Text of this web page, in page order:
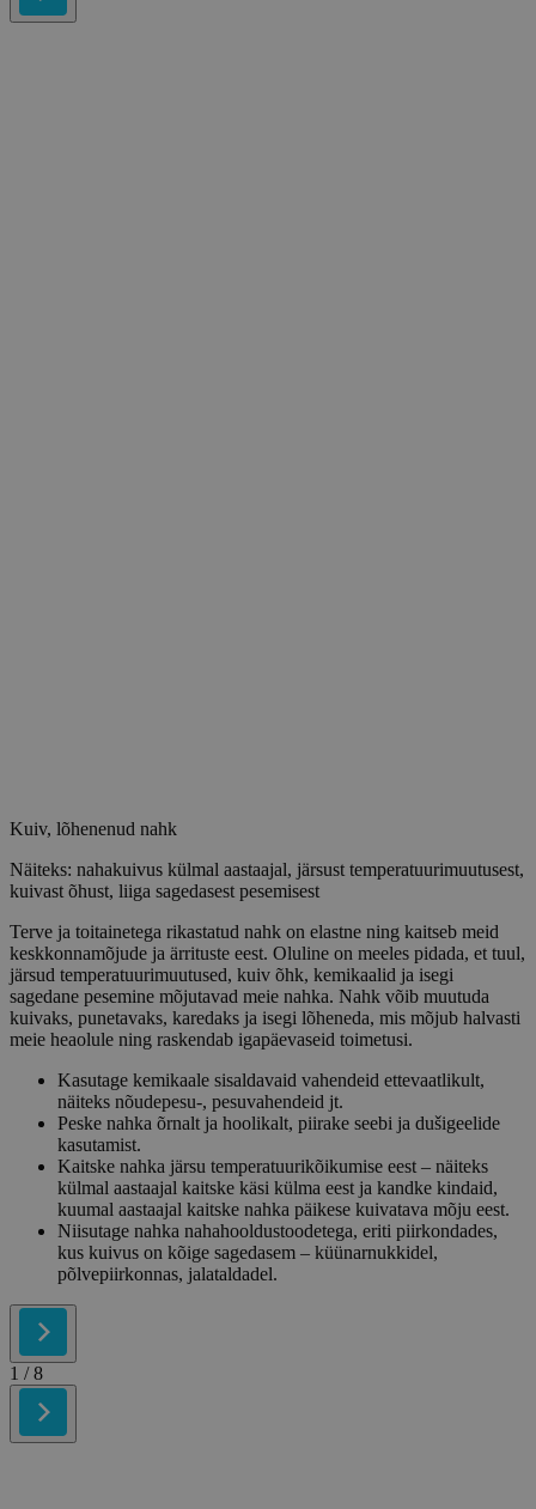
Kuiv, lõhenenud nahk
Näiteks: nahakuivus külmal aastaajal, järsust temperatuurimuutusest,
kuivast õhust, liiga sagedasest pesemisest
Terve ja toitainetega rikastatud nahk on elastne ning kaitseb meid
keskkonnamõjude ja ärrituste eest. Oluline on meeles pidada, et tuul,
järsud temperatuurimuutused, kuiv õhk, kemikaalid ja isegi
sagedane pesemine mõjutavad meie nahka. Nahk võib muutuda
kuivaks, punetavaks, karedaks ja isegi lõheneda, mis mõjub halvasti
meie heaolule ning raskendab igapäevaseid toimetusi.
Kasutage kemikaale sisaldavaid vahendeid ettevaatlikult,
näiteks nõudepesu-, pesuvahendeid jt.
Peske nahka õrnalt ja hoolikalt, piirake seebi ja dušigeelide
kasutamist.
Kaitske nahka järsu temperatuurikõikumise eest – näiteks
külmal aastaajal kaitske käsi külma eest ja kandke kindaid,
kuumal aastaajal kaitske nahka päikese kuivatava mõju eest.
Niisutage nahka nahahooldustoodetega, eriti piirkondades,
kus kuivus on kõige sagedasem – küünarnukkidel,
põlvepiirkonnas, jalataldadel.
1 / 8